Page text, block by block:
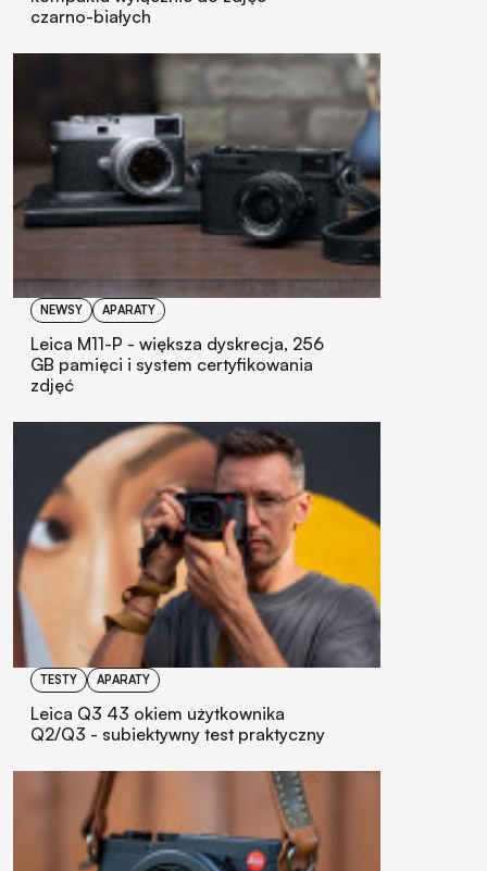
czarno-białych
NEWSY APARATY
Leica M11-P - większa dyskrecja, 256
GB pamięci i system certyfikowania
zdjęć
TESTY APARATY
Leica Q3 43 okiem użytkownika
Q2/Q3 - subiektywny test praktyczny